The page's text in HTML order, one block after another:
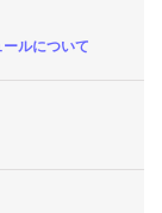
ルについて